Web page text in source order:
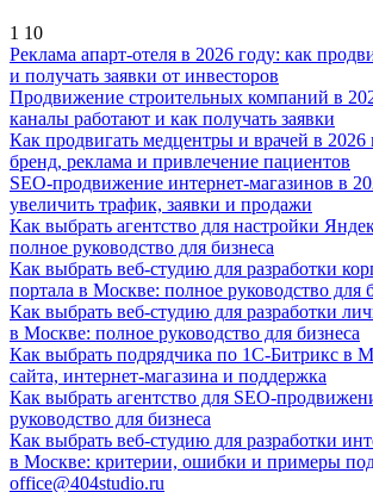
1 10
Реклама апарт-отеля в 2026 году: как
и получать заявки от инвесторов
Продвижение строительных компаний в
каналы работают и как получать заявки
Как продвигать медцентры и врачей в
бренд, реклама и привлечение пациентов
SEO-продвижение интернет-магазинов в
увеличить трафик, заявки и продажи
Как выбрать агентство для настройки
полное руководство для бизнеса
Как выбрать веб-студию для разработки
портала в Москве: полное руководство для
Как выбрать веб-студию для разработки
в Москве: полное руководство для бизнеса
Как выбрать подрядчика по 1С-Битрикс в
сайта, интернет-магазина и поддержка
Как выбрать агентство для SEO-
руководство для бизнеса
Как выбрать веб-студию для разработки
в Москве: критерии, ошибки и примеры
office@404studio.ru